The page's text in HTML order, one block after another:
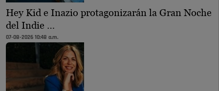
Hey Kid e Inazio protagonizarán la Gran Noche
del Indie …
07-08-2026 10:48 a.m.